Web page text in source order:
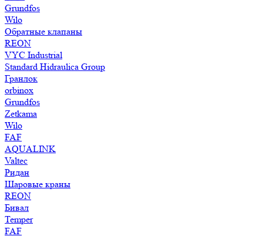
Grundfos
Wilo
Обратные клапаны
REON
VYC Industrial
Standard Hidraulica Group
Гранлок
orbinox
Grundfos
Zetkama
Wilo
FAF
AQUALINK
Valtec
Ридан
Шаровые краны
REON
Бивал
Temper
FAF